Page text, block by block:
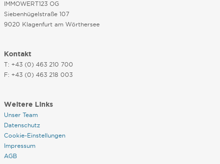
IMMOWERT123 OG
Siebenhügelstraße 107
9020 Klagenfurt am Wörthersee
Kontakt
T: +43 (0) 463 210 700
F: +43 (0) 463 218 003
Weitere Links
Unser Team
Datenschutz
Cookie-Einstellungen
Impressum
AGB